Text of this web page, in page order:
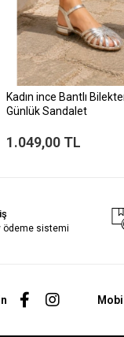
Kadın ince Bantlı
Günlük Sandalet
1.049,00 TL
ödeme sistemi